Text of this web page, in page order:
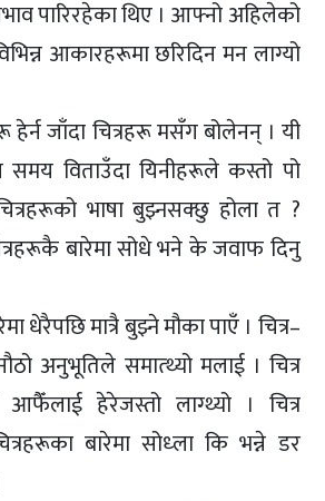
पारिरहेका थिए । आफ्नो अहिलेको
आकारहरूमा छरिदिन मन लाग्यो
हेर्न जाँदा चित्रहरू मसँग बोलेनन् । यी
समय विताउँदा यिनीहरूले कस्तो पो
भाषा बुझ्नसक्छु होला त ?
बारेमा सोधे भने के जवाफ दिनु
धेरैपछि मात्रै बुझ्ने मौका पाएँ । चित्र–
अनुभूतिले समात्थ्यो मलाई । चित्र
आफैँलाई हेरेजस्तो लाग्थ्यो । चित्र
बारेमा सोध्ला कि भन्ने डर